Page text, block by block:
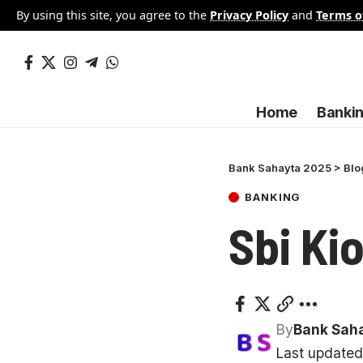
By using this site, you agree to the Privacy Policy and Terms
Home
Bank Sahayta 2025 >
BANKING
Sbi
Last
ByBank